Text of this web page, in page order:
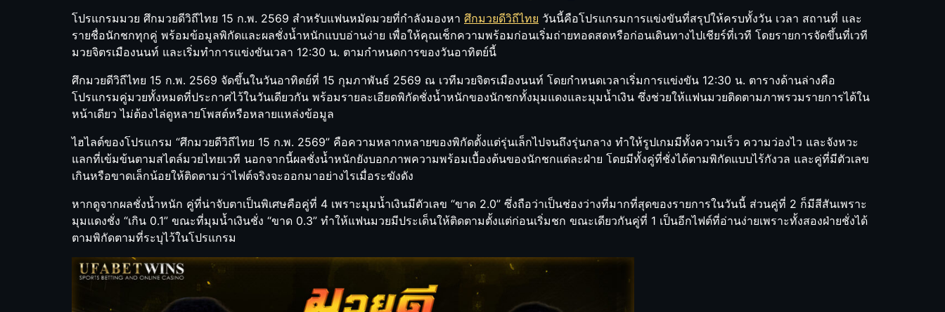
โปรแกรมมวย ศึกมวยดีวิถีไทย 15 ก.พ. 2569 สำหรับแฟนหมัดมวยที่กำลังมองหา ศึกมวยดีวิถีไทย วันนี้คือโปรแกรมการแข่งขันที่สรุปให้ครบทั้งวัน เวลา สถานที่ และ
รายชื่อนักชกทุกคู่ พร้อมข้อมูลพิกัดและผลชั่งน้ำหนักแบบอ่านง่าย เพื่อให้คุณเช็กความพร้อมก่อนเริ่มถ่ายทอดสดหรือก่อนเดินทางไปเชียร์ที่เวที โดยรายการจัดขึ้นที่เวที
มวยจิตรเมืองนนท์ และเริ่มทำการแข่งขันเวลา 12:30 น. ตามกำหนดการของวันอาทิตย์นี้
ศึกมวยดีวิถีไทย 15 ก.พ. 2569 จัดขึ้นในวันอาทิตย์ที่ 15 กุมภาพันธ์ 2569 ณ เวทีมวยจิตรเมืองนนท์ โดยกำหนดเวลาเริ่มการแข่งขัน 12:30 น. ตารางด้านล่างคือ
โปรแกรมคู่มวยทั้งหมดที่ประกาศไว้ในวันเดียวกัน พร้อมรายละเอียดพิกัดชั่งน้ำหนักของนักชกทั้งมุมแดงและมุมน้ำเงิน ซึ่งช่วยให้แฟนมวยติดตามภาพรวมรายการได้ใน
หน้าเดียว ไม่ต้องไล่ดูหลายโพสต์หรือหลายแหล่งข้อมูล
ไฮไลต์ของโปรแกรม “ศึกมวยดีวิถีไทย 15 ก.พ. 2569” คือความหลากหลายของพิกัดตั้งแต่รุ่นเล็กไปจนถึงรุ่นกลาง ทำให้รูปเกมมีทั้งความเร็ว ความว่องไว และจังหวะ
แลกที่เข้มข้นตามสไตล์มวยไทยเวที นอกจากนี้ผลชั่งน้ำหนักยังบอกภาพความพร้อมเบื้องต้นของนักชกแต่ละฝ่าย โดยมีทั้งคู่ที่ชั่งได้ตามพิกัดแบบไร้กังวล และคู่ที่มีตัวเลข
เกินหรือขาดเล็กน้อยให้ติดตามว่าไฟต์จริงจะออกมาอย่างไรเมื่อระฆังดัง
หากดูจากผลชั่งน้ำหนัก คู่ที่น่าจับตาเป็นพิเศษคือคู่ที่ 4 เพราะมุมน้ำเงินมีตัวเลข “ขาด 2.0” ซึ่งถือว่าเป็นช่องว่างที่มากที่สุดของรายการในวันนี้ ส่วนคู่ที่ 2 ก็มีสีสันเพราะ
มุมแดงชั่ง “เกิน 0.1” ขณะที่มุมน้ำเงินชั่ง “ขาด 0.3” ทำให้แฟนมวยมีประเด็นให้ติดตามตั้งแต่ก่อนเริ่มชก ขณะเดียวกันคู่ที่ 1 เป็นอีกไฟต์ที่อ่านง่ายเพราะทั้งสองฝ่ายชั่งได้
ตามพิกัดตามที่ระบุไว้ในโปรแกรม